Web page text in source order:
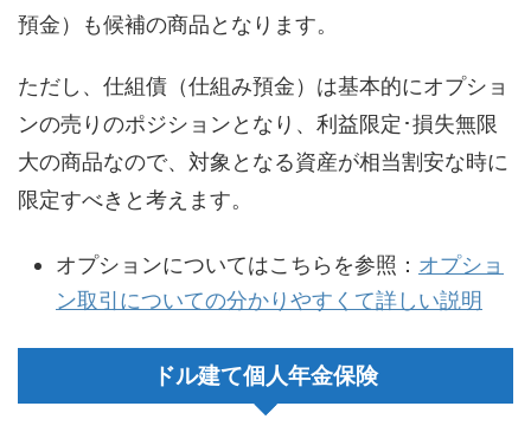
預金）も候補の商品となります。
ただし、仕組債（仕組み預金）は基本的にオプショ
ンの売りのポジションとなり、利益限定･損失無限
大の商品なので、対象となる資産が相当割安な時に
限定すべきと考えます。
オプションについてはこちらを参照： オプショ
ン取引についての分かりやすくて詳しい説明
ドル建て個人年金保険